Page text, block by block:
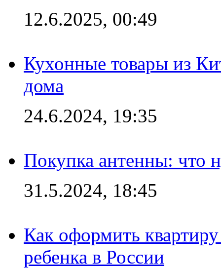
12.6.2025, 00:49
Кухонные товары из
дома
24.6.2024, 19:35
Покупка антенны: что
31.5.2024, 18:45
Как оформить
ребенка в России